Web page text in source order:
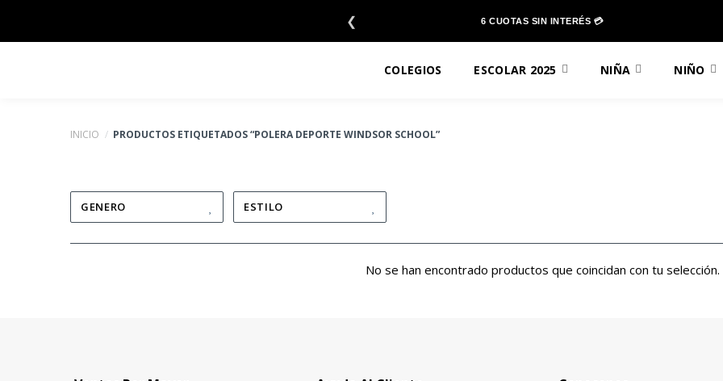
❮ 6 CUOTAS SIN INTERÉS 💳
COLEGIOS ESCOLAR 2025 NIÑA NIÑO
INICIO / PRODUCTOS ETIQUETADOS “POLERA DEPORTE WINDSOR SCHOOL”
GENERO ESTILO
No se han encontrado productos que coincidan con tu selección.